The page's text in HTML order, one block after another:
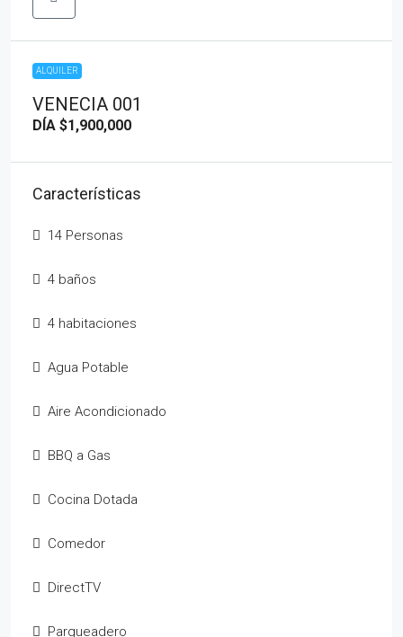
ALQUILER
VENECIA 001
DÍA $1,900,000
Características
14 Personas
4 baños
4 habitaciones
Agua Potable
Aire Acondicionado
BBQ a Gas
Cocina Dotada
Comedor
DirectTV
Parqueadero